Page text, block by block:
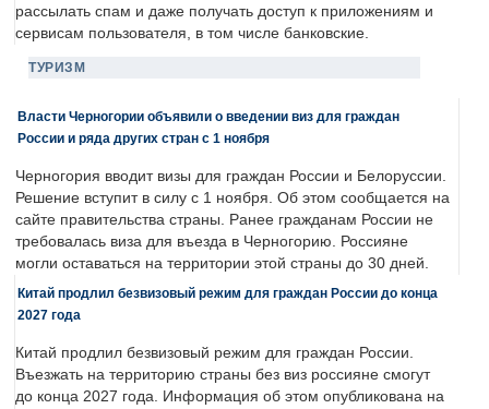
рассылать спам и даже получать доступ к приложениям и
сервисам пользователя, в том числе банковские.
ТУРИЗМ
Власти Черногории объявили о введении виз для граждан
России и ряда других стран с 1 ноября
Черногория вводит визы для граждан России и Белоруссии.
Решение вступит в силу с 1 ноября. Об этом сообщается на
сайте правительства страны. Ранее гражданам России не
требовалась виза для въезда в Черногорию. Россияне
могли оставаться на территории этой страны до 30 дней.
Китай продлил безвизовый режим для граждан России до конца
2027 года
Китай продлил безвизовый режим для граждан России.
Въезжать на территорию страны без виз россияне смогут
до конца 2027 года. Информация об этом опубликована на